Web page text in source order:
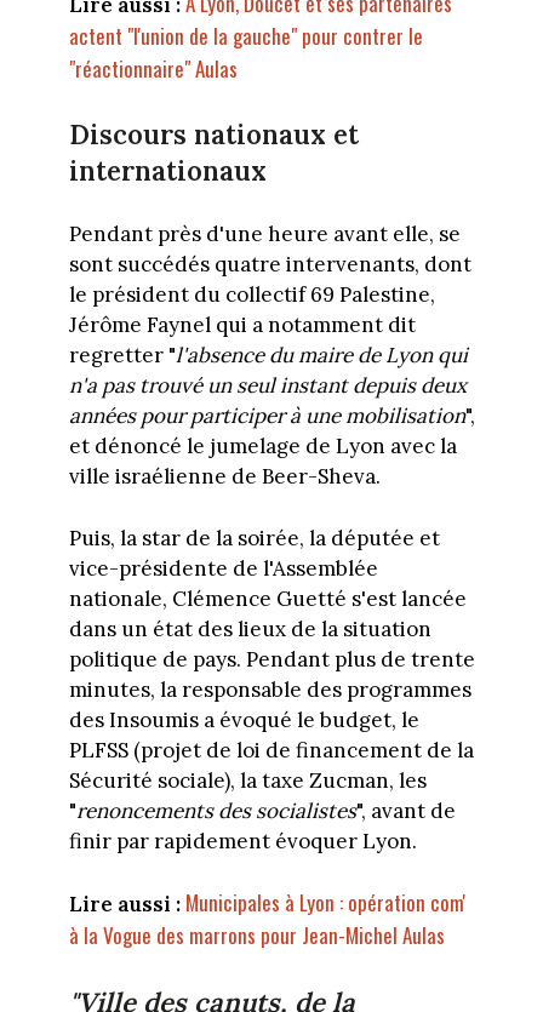
actent "l'union de la gauche" pour contrer le
"réactionnaire" Aulas
Discours nationaux et
internationaux
Pendant près d'une heure avant elle, se
sont succédés quatre intervenants, dont
le président du collectif 69 Palestine,
Jérôme Faynel qui a notamment dit
regretter "l'absence du maire de Lyon qui
n'a pas trouvé un seul instant depuis deux
années pour participer à une mobilisation",
et dénoncé le jumelage de Lyon avec la
ville israélienne de Beer-Sheva.
Puis, la star de la soirée, la députée et
vice-présidente de l'Assemblée
nationale, Clémence Guetté s'est lancée
dans un état des lieux de la situation
politique de pays. Pendant plus de trente
minutes, la responsable des programmes
des Insoumis a évoqué le budget, le
PLFSS (projet de loi de financement de la
Sécurité sociale), la taxe Zucman, les
"renoncements des socialistes", avant de
finir par rapidement évoquer Lyon.
Lire aussi : Municipales à Lyon : opération com'
à la Vogue des marrons pour Jean-Michel Aulas
"Ville des canuts, de la